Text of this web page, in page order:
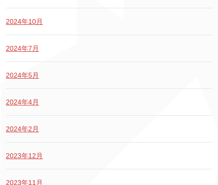
2024年10月
2024年7月
2024年5月
2024年4月
2024年2月
2023年12月
2023年11月